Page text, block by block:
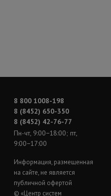
8 800 1008-198
8 (8452) 650-350
8 (8452) 42-76-77
Пн-чт, 9:00−18:00; пт,
9:00−17:00
Информация, размещенная
на сайте, не является
публичной офертой
© «Центр систем